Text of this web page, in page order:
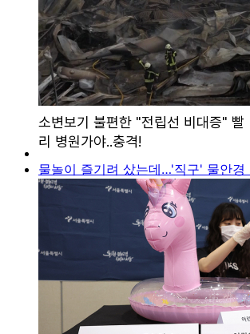
물놀이 즐기려 샀는데…'직구' 물안경